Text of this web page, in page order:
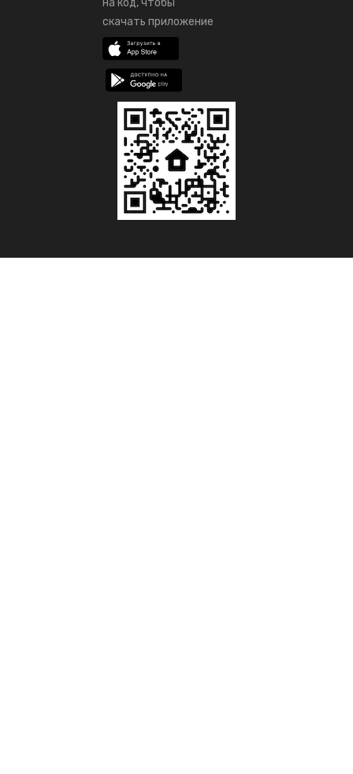
скачать приложение